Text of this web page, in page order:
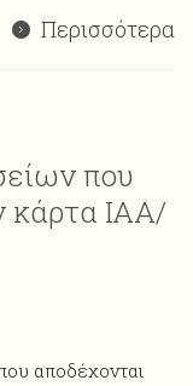
Περισσότερα
που
κάρτα ΙΑΑ/
αποδέχονται